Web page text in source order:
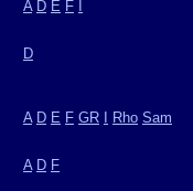
A D E F
D
A D E F GR Rho Sam
A D F